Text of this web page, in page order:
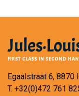
Egaalstraat 6, 8870
T. +32(0)472 761